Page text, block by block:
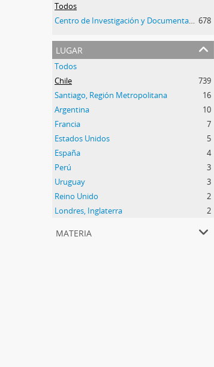
Todos
Centro de Investigación y Documentación, Universidad Finis Terrae 678
1
lugar
Todos
Chile
739
Santiago, Región Metropolitana
16
Argentina
10
Francia
7
Estados Unidos
5
España
4
Perú
3
Uruguay
3
Reino Unido
2
Londres, Inglaterra
2
materia